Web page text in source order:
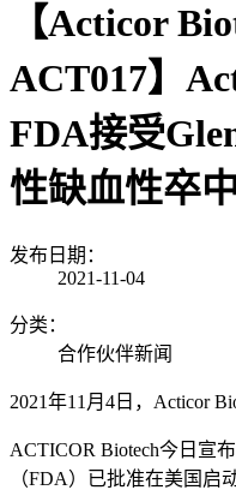
【Acticor
ACT017】
FDA接受
性缺血性卒
发布日期：
2021-11-04
分类：
合作伙伴新闻
2021年11 月 4 日， Acticor
ACTICOR Biotech今日宣
（FDA）已批准在美国启